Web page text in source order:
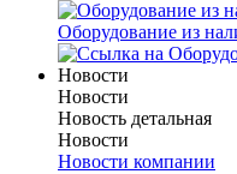
Оборудование из
Новости
Новости
Новость детальная
Новости
Новости компании